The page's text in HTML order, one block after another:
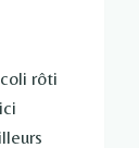
rôti